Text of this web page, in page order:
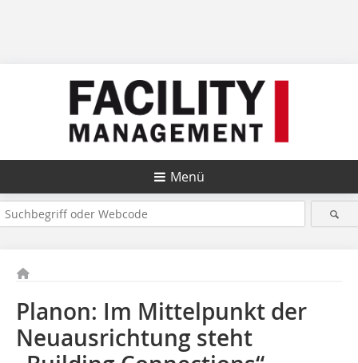
Menü
Planon: Im Mittelpunkt der
Neuausrichtung steht